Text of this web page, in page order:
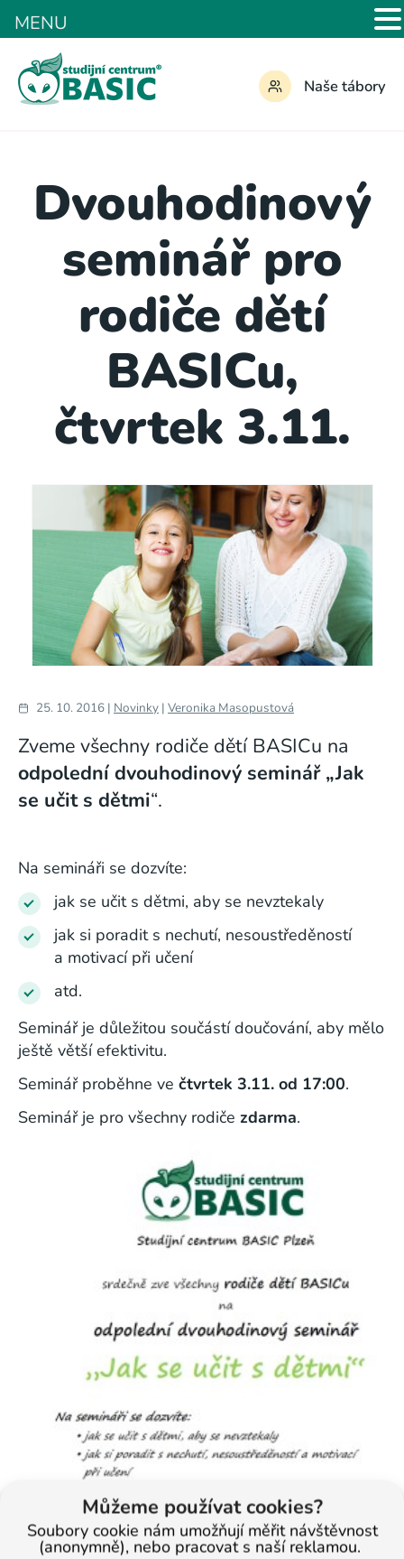
Můžeme používat cookies?
Soubory cookie nám umožňují měřit návštěvnost
(anonymně), nebo pracovat s naší reklamou.
Naše tábory
Dvouhodinový
seminář pro
rodiče dětí
BASICu,
čtvrtek 3.11.
25. 10. 2016 | Novinky | Veronika Masopustová
Zveme všechny rodiče dětí BASICu na
odpolední dvouhodinový seminář „Jak
se učit s dětmi“.
Na semináři se dozvíte:
jak se učit s dětmi, aby se nevztekaly
jak si poradit s nechutí, nesoustředěností
a motivací při učení
atd.
Seminář je důležitou součástí doučování, aby mělo
ještě větší efektivitu.
Seminář proběhne ve čtvrtek 3.11. od 17:00.
Seminář je pro všechny rodiče zdarma.
MENU